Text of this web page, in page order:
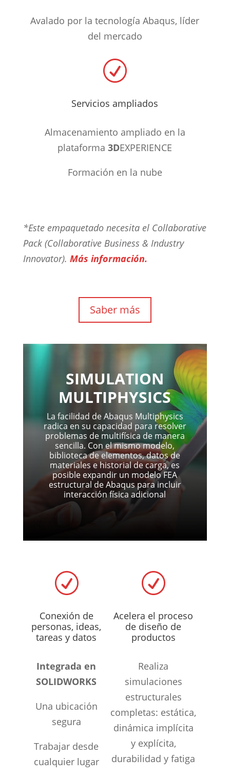
Avalado por la tecnología Abaqus, líder
del mercado
R
Servicios ampliados
Almacenamiento ampliado en la
plataforma3DEXPERIENCE
Formación en la nube
*Este empaquetado necesita el Collaborative
Pack (Collaborative Business & Industry
Innovator). Más información.
Saber más
SIMULATION
MULTIPHYSICS
La facilidad de Abaqus Multiphysics
radica en su capacidad para resolver
problemas de multifísica de manera
sencilla. Con el mismo modelo,
biblioteca de elementos, datos de
materiales e historial de carga, es
posible expandir un modelo FEA
estructural de Abaqus para incluir
interacción física adicional
R
Conexión de
personas, ideas,
tareas y datos
Integrada en
SOLIDWORKS
Una ubicación
segura
Trabajar desde
cualquier lugar
R
Acelera el proceso
de diseño de
productos
Realiza
simulaciones
estructurales
completas: estática,
dinámica implícita
y explícita,
durabilidad y fatiga